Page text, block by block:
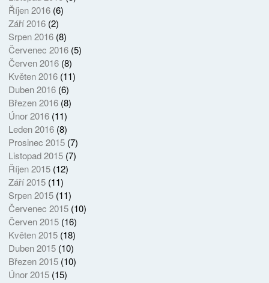
Říjen 2016(6)
Září 2016(2)
Srpen 2016(8)
Červenec 2016(5)
Červen 2016(8)
Květen 2016(11)
Duben 2016(6)
Březen 2016(8)
Únor 2016(11)
Leden 2016(8)
Prosinec 2015(7)
Listopad 2015(7)
Říjen 2015(12)
Září 2015(11)
Srpen 2015(11)
Červenec 2015(10)
Červen 2015(16)
Květen 2015(18)
Duben 2015(10)
Březen 2015(10)
Únor 2015(15)